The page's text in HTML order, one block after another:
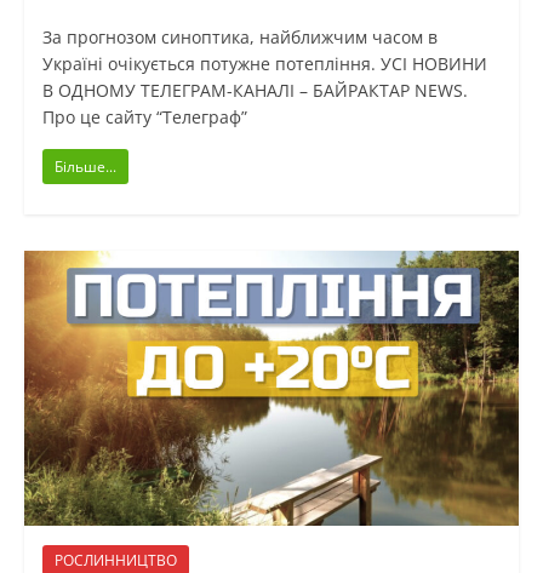
За прогнозом синоптика, найближчим часом в
Україні очікується потужне потепління. УСІ НОВИНИ
В ОДНОМУ ТЕЛЕГРАМ-КАНАЛІ – БАЙРАКТАР NEWS.
Про це сайту “Телеграф”
Більше...
РОСЛИННИЦТВО